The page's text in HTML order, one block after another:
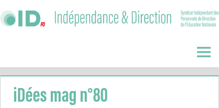
to
Direction
Menu
iDées mag n°80